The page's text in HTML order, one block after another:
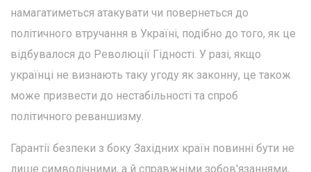
намагатиметься атакувати чи повернеться до
політичного втручання в Україні, подібно до того, як це
відбувалося до Революції Гідності. У разі, якщо
українці не визнають таку угоду як законну, це також
може призвести до нестабільності та спроб
політичного реваншизму.
Гарантії безпеки з боку Західних країн повинні бути не
лише символічними, а й справжніми зобов'язаннями,